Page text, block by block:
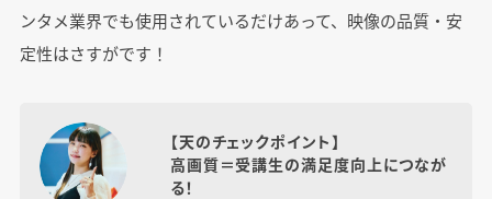
ンタメ業界でも使用されているだけあって、映像の品質・安
定性はさすがです！
【天のチェックポイント】
高画質＝受講生の満足度向上につなが
る！